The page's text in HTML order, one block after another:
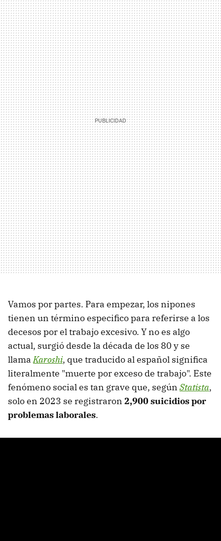
Vamos por partes. Para empezar, los nipones
tienen un término especifico para referirse a los
decesos por el trabajo excesivo. Y no es algo
actual, surgió desde la década de los 80 y se
llamaKaroshi, que traducido al español significa
literalmente "muerte por exceso de trabajo". Este
fenómeno social es tan grave que, según Statista,
solo en 2023 se registraron 2,900 suicidios por
problemas laborales.